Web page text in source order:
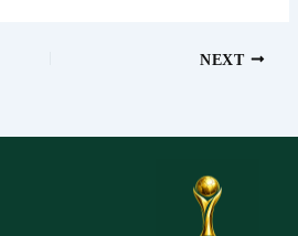
NEXT